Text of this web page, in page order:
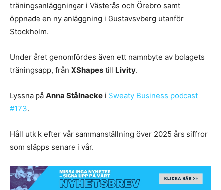
träningsanläggningar i Västerås och Örebro samt
öppnade en ny anläggning i Gustavsvberg utanför
Stockholm.
Under året genomfördes även ett namnbyte av bolagets
träningsapp, från XShapes till Livity.
Lyssna på Anna Stålnacke i Sweaty Business podcast
#173.
Håll utkik efter vår sammanställning över 2025 års siffror
som släpps senare i vår.